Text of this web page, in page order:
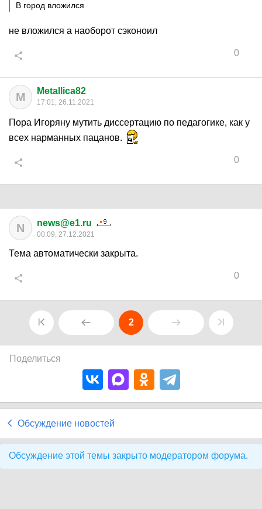
В город вложился
не вложился а наоборот сэконоил
0
M Metallica82
17:01, 26.11.2021
Пора Игоряну мутить диссертацию по педагогике, как у
всех нарманных пацанов.
0
N news@e1.ru
00:09, 27.12.2021
Тема автоматически закрыта.
0
2
Поделиться
Обсуждение новостей
Обсуждение этой темы закрыто модератором форума.